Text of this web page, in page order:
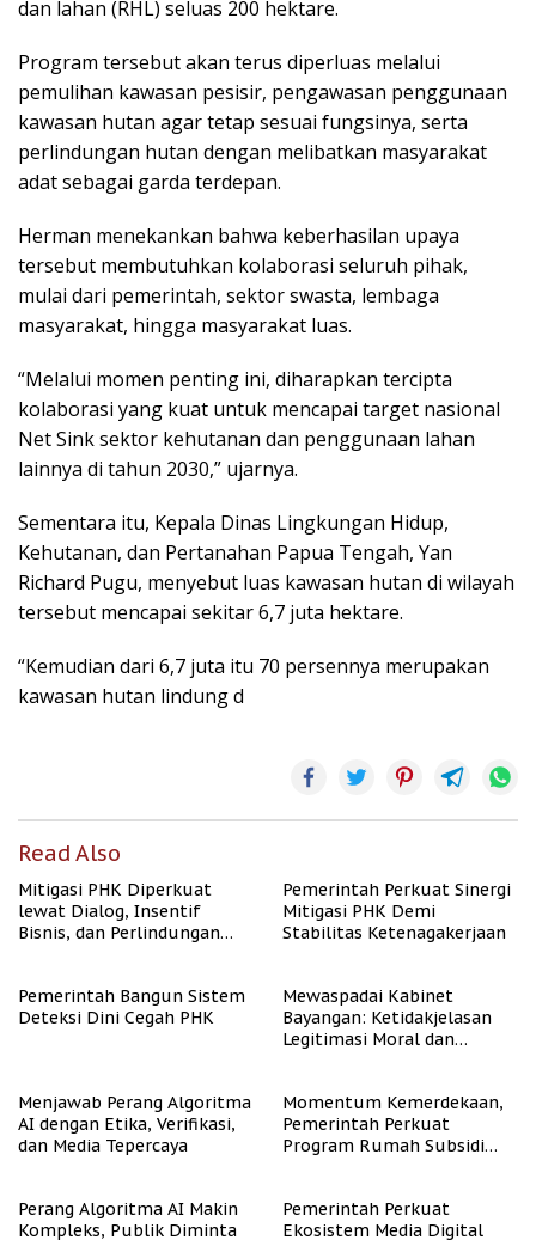
dan lahan (RHL) seluas 200 hektare.
Program tersebut akan terus diperluas melalui
pemulihan kawasan pesisir, pengawasan penggunaan
kawasan hutan agar tetap sesuai fungsinya, serta
perlindungan hutan dengan melibatkan masyarakat
adat sebagai garda terdepan.
Herman menekankan bahwa keberhasilan upaya
tersebut membutuhkan kolaborasi seluruh pihak,
mulai dari pemerintah, sektor swasta, lembaga
masyarakat, hingga masyarakat luas.
“Melalui momen penting ini, diharapkan tercipta
kolaborasi yang kuat untuk mencapai target nasional
Net Sink sektor kehutanan dan penggunaan lahan
lainnya di tahun 2030,” ujarnya.
Sementara itu, Kepala Dinas Lingkungan Hidup,
Kehutanan, dan Pertanahan Papua Tengah, Yan
Richard Pugu, menyebut luas kawasan hutan di wilayah
tersebut mencapai sekitar 6,7 juta hektare.
“Kemudian dari 6,7 juta itu 70 persennya merupakan
kawasan hutan lindung d
Read Also
Mitigasi PHK Diperkuat
lewat Dialog, Insentif
Bisnis, dan Perlindungan
Pemerintah Perkuat Sinergi
Mitigasi PHK Demi
Stabilitas Ketenagakerjaan
Pemerintah Bangun Sistem
Deteksi Dini Cegah PHK
Mewaspadai Kabinet
Bayangan: Ketidakjelasan
Legitimasi Moral dan
Menjawab Perang Algoritma
AI dengan Etika, Verifikasi,
dan Media Tepercaya
Momentum Kemerdekaan,
Pemerintah Perkuat
Program Rumah Subsidi
Perang Algoritma AI Makin
Kompleks, Publik Diminta
Pemerintah Perkuat
Ekosistem Media Digital